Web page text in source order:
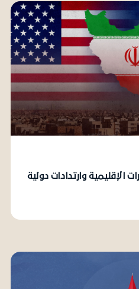
الإقليمية وارتدادات دولية